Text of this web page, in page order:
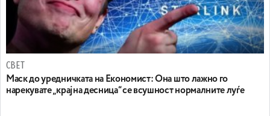
СВЕТ
Маск до уредничката на Економист: Она што лажно го
нарекувате „крајна десница“ се всушност нормалните луѓе